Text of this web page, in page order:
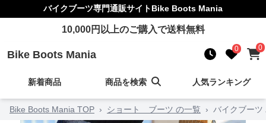
バイクブーツ専門通販サイトBike Boots Mania
10,000円以上のご購入で送料無料
Bike Boots Mania 0 0
新着商品 商品を検索 人気ランキング
Bike Boots Mania TOP › ショート ブーツ の一覧 › バイクブーツ